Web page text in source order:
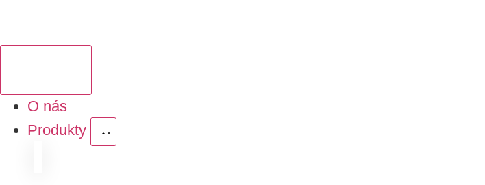
O nás
Produkty